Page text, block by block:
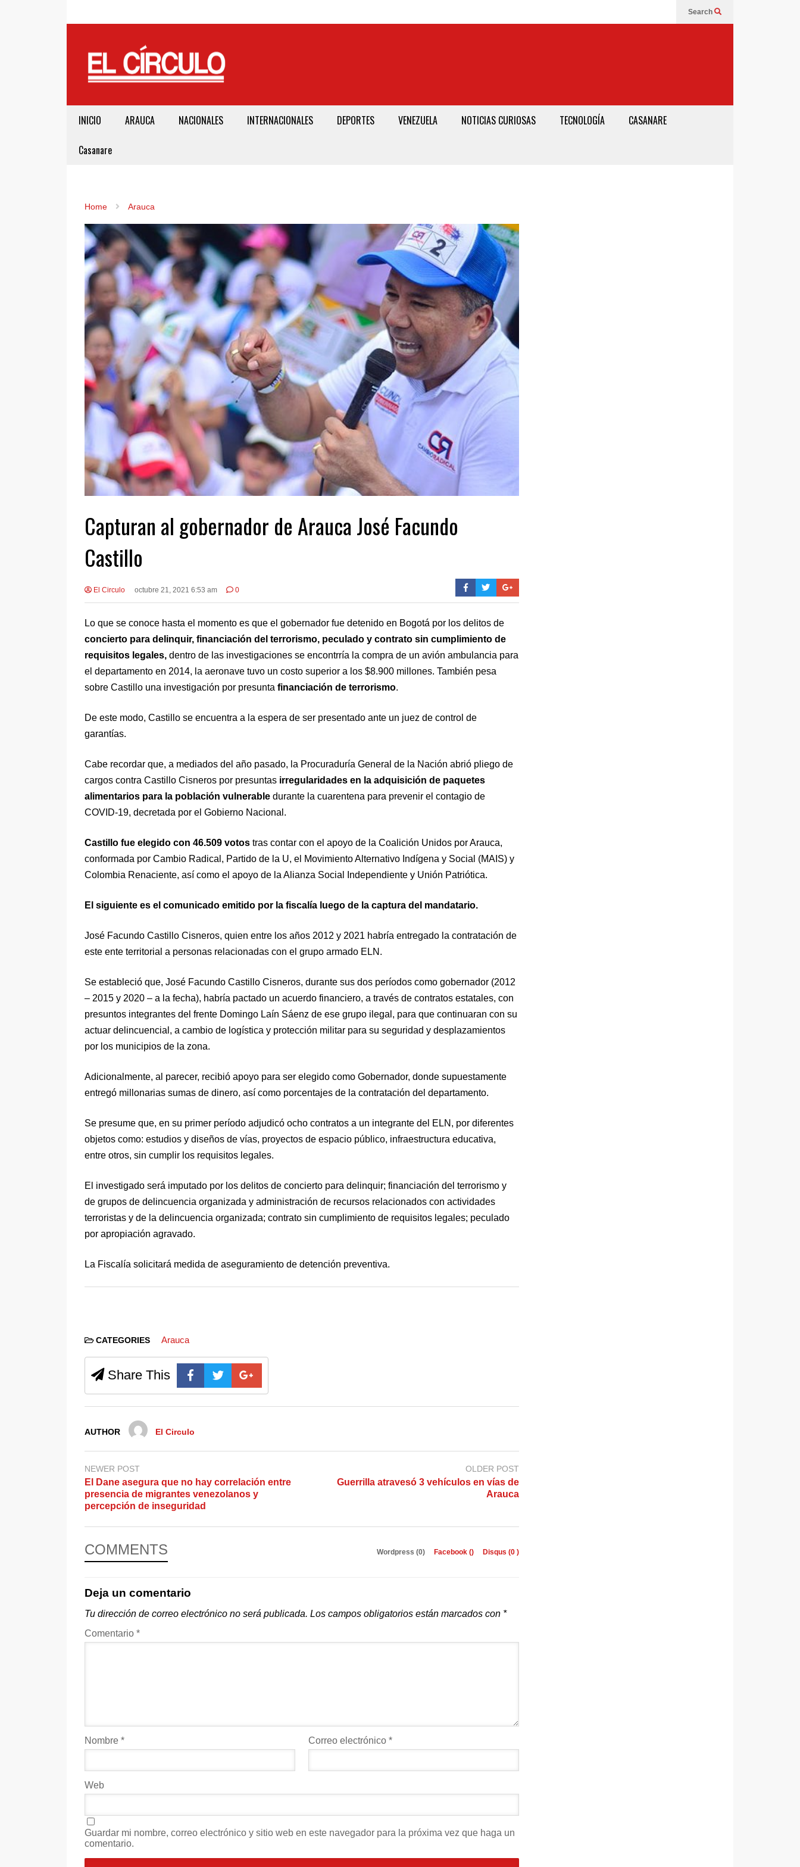
Search
INICIO ARAUCA NACIONALES INTERNACIONALES DEPORTES VENEZUELA NOTICIAS CURIOSAS TECNOLOGÍA CASANARE
Casanare
Home Arauca
Capturan al gobernador de Arauca José Facundo
Castillo
El Circulo octubre 21, 2021 6:53 am 0
Lo que se conoce hasta el momento es que el gobernador fue detenido en Bogotá por los delitos de
concierto para delinquir, financiación del terrorismo, peculado y contrato sin cumplimiento de
requisitos legales, dentro de las investigaciones se encontrría la compra de un avión ambulancia para
el departamento en 2014, la aeronave tuvo un costo superior a los $8.900 millones. También pesa
sobre Castillo una investigación por presunta financiación de terrorismo.
De este modo, Castillo se encuentra a la espera de ser presentado ante un juez de control de
garantías.
Cabe recordar que, a mediados del año pasado, la Procuraduría General de la Nación abrió pliego de
cargos contra Castillo Cisneros por presuntas irregularidades en la adquisición de paquetes
alimentarios para la población vulnerable durante la cuarentena para prevenir el contagio de
COVID-19, decretada por el Gobierno Nacional.
Castillo fue elegido con 46.509 votos tras contar con el apoyo de la Coalición Unidos por Arauca,
conformada por Cambio Radical, Partido de la U, el Movimiento Alternativo Indígena y Social (MAIS) y
Colombia Renaciente, así como el apoyo de la Alianza Social Independiente y Unión Patriótica.
El siguiente es el comunicado emitido por la fiscalía luego de la captura del mandatario.
José Facundo Castillo Cisneros, quien entre los años 2012 y 2021 habría entregado la contratación de
este ente territorial a personas relacionadas con el grupo armado ELN.
Se estableció que, José Facundo Castillo Cisneros, durante sus dos períodos como gobernador (2012
– 2015 y 2020 – a la fecha), habría pactado un acuerdo financiero, a través de contratos estatales, con
presuntos integrantes del frente Domingo Laín Sáenz de ese grupo ilegal, para que continuaran con su
actuar delincuencial, a cambio de logística y protección militar para su seguridad y desplazamientos
por los municipios de la zona.
Adicionalmente, al parecer, recibió apoyo para ser elegido como Gobernador, donde supuestamente
entregó millonarias sumas de dinero, así como porcentajes de la contratación del departamento.
Se presume que, en su primer período adjudicó ocho contratos a un integrante del ELN, por diferentes
objetos como: estudios y diseños de vías, proyectos de espacio público, infraestructura educativa,
entre otros, sin cumplir los requisitos legales.
El investigado será imputado por los delitos de concierto para delinquir; financiación del terrorismo y
de grupos de delincuencia organizada y administración de recursos relacionados con actividades
terroristas y de la delincuencia organizada; contrato sin cumplimiento de requisitos legales; peculado
por apropiación agravado.
La Fiscalía solicitará medida de aseguramiento de detención preventiva.
CATEGORIES Arauca
Share This
AUTHOR El Circulo
NEWER POST
El Dane asegura que no hay correlación entre
presencia de migrantes venezolanos y
percepción de inseguridad
OLDER POST
Guerrilla atravesó 3 vehículos en vías de
Arauca
COMMENTS Wordpress (0) Facebook () Disqus (0 )
Deja un comentario
Tu dirección de correo electrónico no será publicada. Los campos obligatorios están marcados con *
Comentario *
Nombre * Correo electrónico *
Web
Guardar mi nombre, correo electrónico y sitio web en este navegador para la próxima vez que haga un
comentario.